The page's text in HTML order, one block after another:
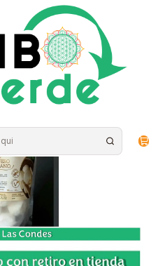
en la provincia de Santiago
BRASIL "Congelados, solo